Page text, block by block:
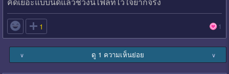
 1 1
∨ ดู 1 ความเห็นย่อย ∨